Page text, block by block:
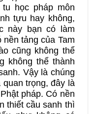
học pháp môn
tựu hay không,
này bạn có làm
tảng của Tam
cũng không thể
không thể thành
Vậy là chúng
trọng, đây là
pháp. Có nền
thiết cầu sanh thì